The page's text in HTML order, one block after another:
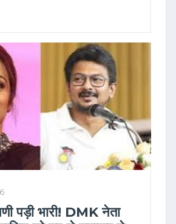
पड़ी भारी! DMK नेता